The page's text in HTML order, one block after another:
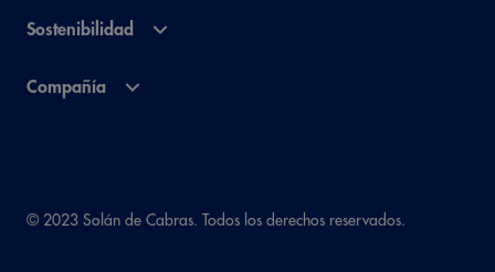
Sostenibilidad
Compañía
© 2023 Solán de Cabras. Todos los derechos reservados.